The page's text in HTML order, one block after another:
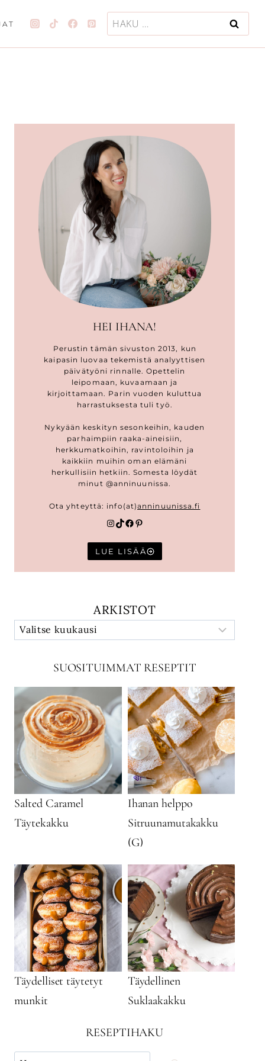
Haku:
HEI IHANA!
Perustin tämän sivuston 2013, kun
kaipasin luovaa tekemistä analyyttisen
päivätyöni rinnalle. Opettelin
leipomaan, kuvaamaan ja
kirjoittamaan. Parin vuoden kuluttua
harrastuksesta tuli työ.
Nykyään keskityn sesonkeihin, kauden
parhaimpiin raaka-aineisiin,
herkkumatkoihin, ravintoloihin ja
kaikkiin muihin oman elämäni
herkullisiin hetkiin. Somesta löydät
minut @anninuunissa.
Ota yhteyttä: info(at)anninuunissa.fi
Instagram
TikTok
Facebook
Pinterest
LUE LISÄÄ
ARKISTOT
SUOSITUIMMAT RESEPTIT
Salted Caramel
Täytekakku
Ihanan helppo
Sitruunamutakakku
(G)
Täydelliset täytetyt
munkit
Täydellinen
Suklaakakku
RESEPTIHAKU
Käytä